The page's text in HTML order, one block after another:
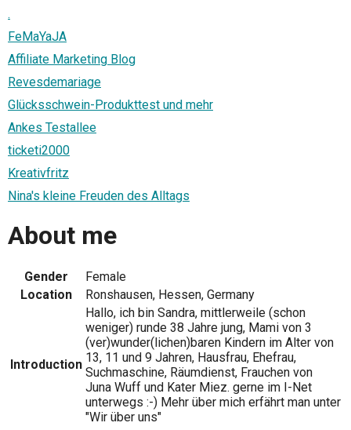
.
FeMaYaJA
Affiliate Marketing Blog
Revesdemariage
Glücksschwein-Produkttest und mehr
Ankes Testallee
ticketi2000
Kreativfritz
Nina's kleine Freuden des Alltags
About me
Gender
Female
Location
Ronshausen, Hessen, Germany
Introduction
Hallo, ich bin Sandra, mittlerweile (schon
weniger) runde 38 Jahre jung, Mami von 3
(ver)wunder(lichen)baren Kindern im Alter von
13, 11 und 9 Jahren, Hausfrau, Ehefrau,
Suchmaschine, Räumdienst, Frauchen von
Juna Wuff und Kater Miez. gerne im I-Net
unterwegs :-) Mehr über mich erfährt man unter
"Wir über uns"